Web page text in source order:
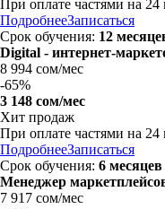
При оплате частями на 24
ПодробнееЗаписаться
Срок обучения: 12
Digital - интернет-
8 994 сом/мес
-65%
3 148 сом/мес
Хит продаж
При оплате частями на 24
ПодробнееЗаписаться
Срок обучения: 6 месяцев
Менеджер
7 917 сом/мес